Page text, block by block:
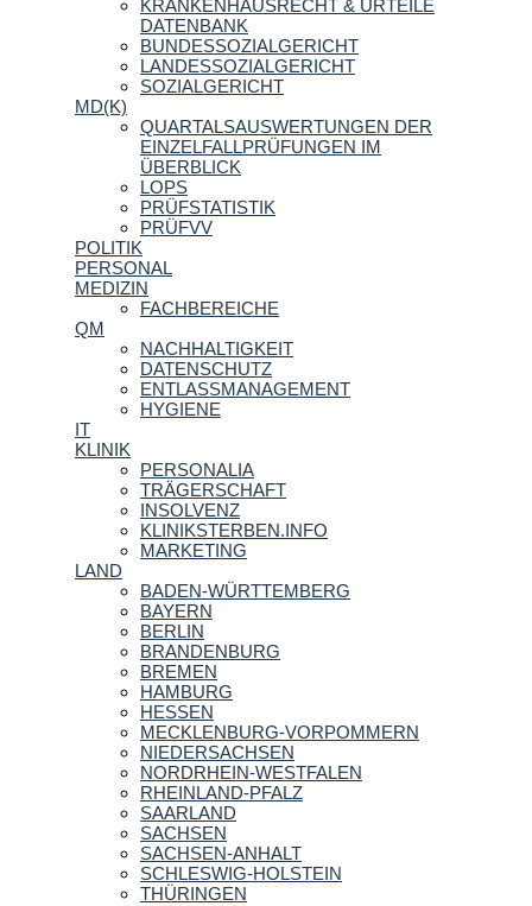
KRANKENHAUSRECHT & URTEILE
DATENBANK
BUNDESSOZIALGERICHT
LANDESSOZIALGERICHT
SOZIALGERICHT
MD(K)
QUARTALSAUSWERTUNGEN DER
EINZELFALLPRÜFUNGEN IM
ÜBERBLICK
LOPS
PRÜFSTATISTIK
PRÜFVV
POLITIK
PERSONAL
MEDIZIN
FACHBEREICHE
QM
NACHHALTIGKEIT
DATENSCHUTZ
ENTLASSMANAGEMENT
HYGIENE
IT
KLINIK
PERSONALIA
TRÄGERSCHAFT
INSOLVENZ
KLINIKSTERBEN.INFO
MARKETING
LAND
BADEN-WÜRTTEMBERG
BAYERN
BERLIN
BRANDENBURG
BREMEN
HAMBURG
HESSEN
MECKLENBURG-VORPOMMERN
NIEDERSACHSEN
NORDRHEIN-WESTFALEN
RHEINLAND-PFALZ
SAARLAND
SACHSEN
SACHSEN-ANHALT
SCHLESWIG-HOLSTEIN
THÜRINGEN